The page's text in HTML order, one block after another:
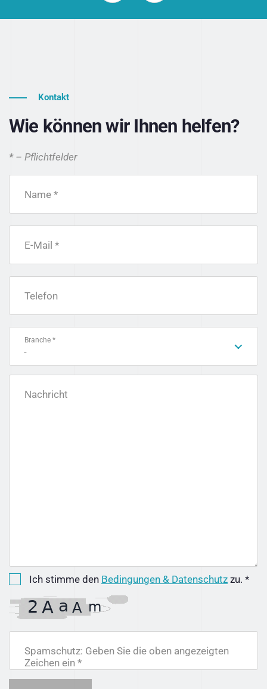
Kontakt
Wie können wir Ihnen helfen?
* – Pflichtfelder
Name *
E-Mail *
Telefon
Branche *
-
Nachricht
Ich stimme den Bedingungen & Datenschutz zu. *
Spamschutz: Geben Sie die oben angezeigten
Zeichen ein *